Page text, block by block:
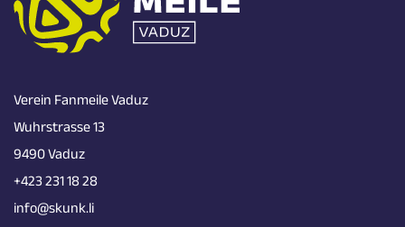
Verein Fanmeile Vaduz
Wuhrstrasse 13
9490 Vaduz
+423 231 18 28
info@skunk.li